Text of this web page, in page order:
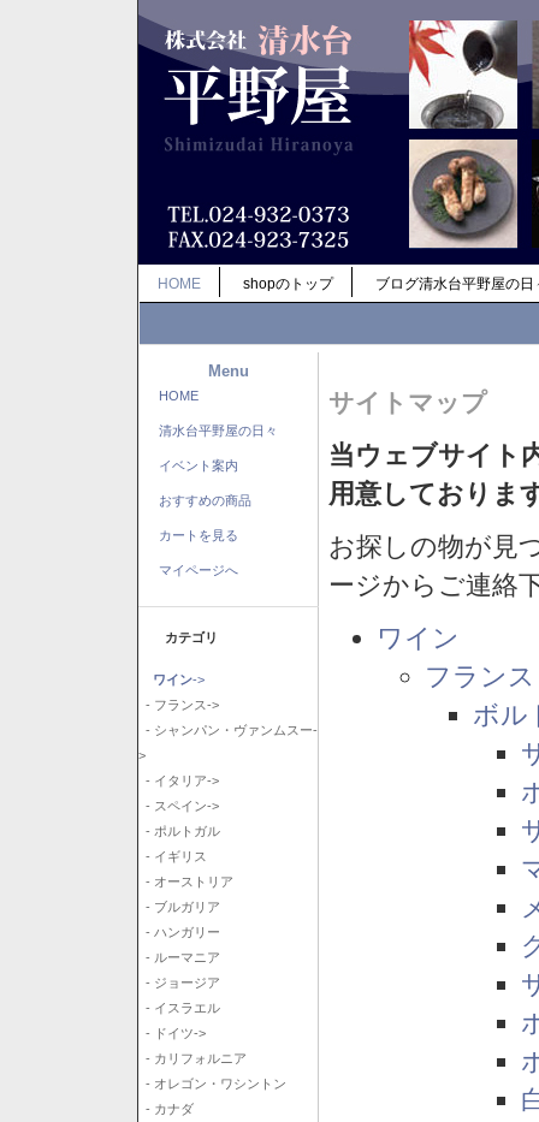
HOME shopのトップ ブログ清水台平野屋の日
Menu
HOME
清水台平野屋の日々
イベント案内
おすすめの商品
カートを見る
マイページへ
カテゴリ
ワイン->
- フランス->
- シャンパン・ヴァンムスー-
>
- イタリア->
- スペイン->
- ポルトガル
- イギリス
- オーストリア
- ブルガリア
- ハンガリー
- ルーマニア
- ジョージア
- イスラエル
- ドイツ->
- カリフォルニア
- オレゴン・ワシントン
- カナダ
サイトマップ
当ウェブサイト
用意しておりま
お探しの物が見
ージからご連絡
ワイン
フランス
ボル